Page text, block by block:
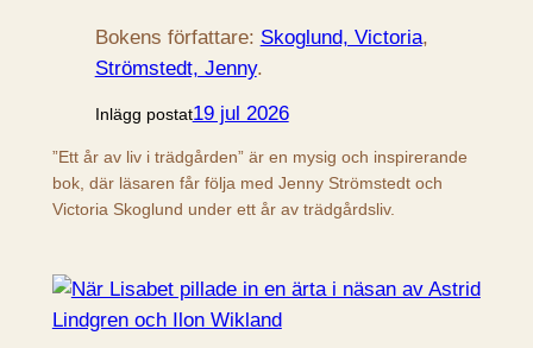
Bokens författare: Skoglund, Victoria
Strömstedt, Jenny.
Inlägg postat19 jul 2026
”Ett år av liv i trädgården” är en mysig och inspirerande
bok, där läsaren får följa med Jenny Strömstedt och
Victoria Skoglund under ett år av trädgårdsliv.